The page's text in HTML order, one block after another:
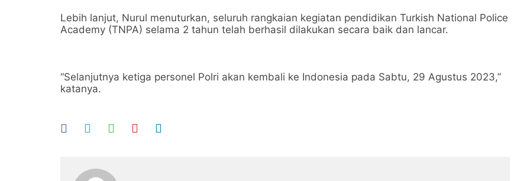
Lebih lanjut, Nurul menuturkan, seluruh rangkaian kegiatan pendidikan Turkish National Police
Academy (TNPA) selama 2 tahun telah berhasil dilakukan secara baik dan lancar.
“Selanjutnya ketiga personel Polri akan kembali ke Indonesia pada Sabtu, 29 Agustus 2023,”
katanya.